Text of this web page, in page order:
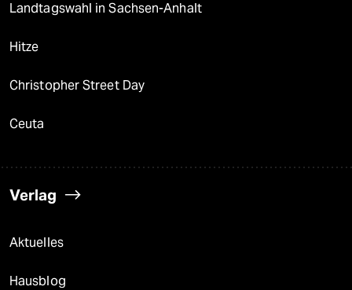
Landtagswahl in Sachsen-Anhalt
Hitze
Christopher Street Day
Ceuta
Verlag
Aktuelles
Hausblog